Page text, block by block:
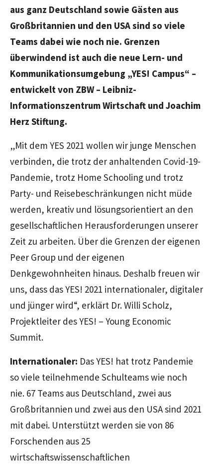
aus ganz Deutschland sowie Gästen aus
Großbritannien und den USA sind so viele
Teams dabei wie noch nie. Grenzen
überwindend ist auch die neue Lern- und
Kommunikationsumgebung „YES! Campus“ –
entwickelt von ZBW – Leibniz-
Informationszentrum Wirtschaft und Joachim
Herz Stiftung.
„Mit dem YES 2021 wollen wir junge Menschen
verbinden, die trotz der anhaltenden Covid-19-
Pandemie, trotz Home Schooling und trotz
Party- und Reisebeschränkungen nicht müde
werden, kreativ und lösungsorientiert an den
gesellschaftlichen Herausforderungen unserer
Zeit zu arbeiten. Über die Grenzen der eigenen
Peer Group und der eigenen
Denkgewohnheiten hinaus. Deshalb freuen wir
uns, dass das YES! 2021 internationaler, digitaler
und jünger wird“, erklärt Dr. Willi Scholz,
Projektleiter des YES! – Young Economic
Summit.
Internationaler: Das YES! hat trotz Pandemie
so viele teilnehmende Schulteams wie noch
nie. 67 Teams aus Deutschland, zwei aus
Großbritannien und zwei aus den USA sind 2021
mit dabei. Unterstützt werden sie von 86
Forschenden aus 25
wirtschaftswissenschaftlichen